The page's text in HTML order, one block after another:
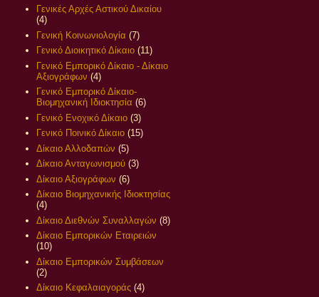
Γενικές Αρχές Αστικού Δικαίου
(4)
Γενική Κοινωνιολογία (7)
Γενικό Διοικητικό Δίκαιο (11)
Γενικό Εμπορικό Δίκαιο - Δίκαιο
Αξιογράφων (4)
Γενικό Εμπορικό Δίκαιο-
Βιομηχανική Ιδιοκτησία (6)
Γενικό Ενοχικό Δίκαιο (3)
Γενικό Ποινικό Δίκαιο (15)
Δίκαιο Αλλοδαπών (5)
Δίκαιο Ανταγωνισμού (3)
Δίκαιο Αξιογράφων (6)
Δίκαιο Βιομηχανικής Ιδιοκτησίας
(4)
Δίκαιο Διεθνών Συναλλαγών (8)
Δίκαιο Εμπορικών Εταιρειών
(10)
Δίκαιο Εμπορικών Συμβάσεων
(2)
Δίκαιο Κεφαλαιαγοράς (4)